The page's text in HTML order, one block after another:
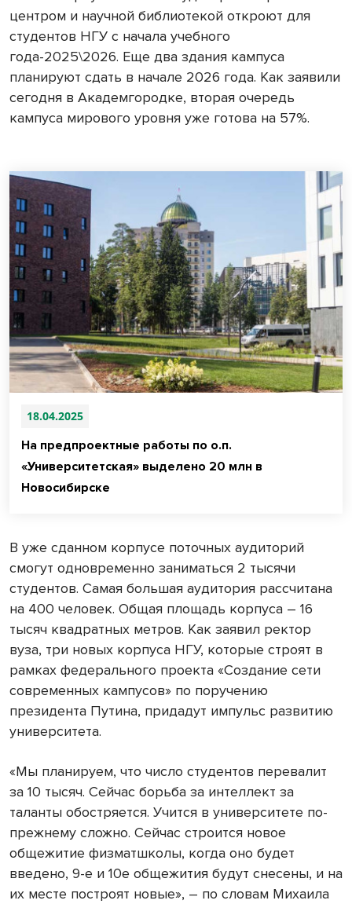
центром и научной библиотекой откроют для
студентов НГУ с начала учебного
года-2025\2026. Еще два здания кампуса
планируют сдать в начале 2026 года. Как заявили
сегодня в Академгородке, вторая очередь
кампуса мирового уровня уже готова на 57%.
18.04.2025
На предпроектные работы по о.п.
«Университетская» выделено 20 млн в
Новосибирске
В уже сданном корпусе поточных аудиторий
смогут одновременно заниматься 2 тысячи
студентов. Самая большая аудитория рассчитана
на 400 человек. Общая площадь корпуса – 16
тысяч квадратных метров. Как заявил ректор
вуза, три новых корпуса НГУ, которые строят в
рамках федерального проекта «Создание сети
современных кампусов» по поручению
президента Путина, придадут импульс развитию
университета.
«Мы планируем, что число студентов перевалит
за 10 тысяч. Сейчас борьба за интеллект за
таланты обостряется. Учится в университете по-
прежнему сложно. Сейчас строится новое
общежитие физматшколы, когда оно будет
введено, 9-е и 10е общежития будут снесены, и на
их месте построят новые», – по словам Михаила